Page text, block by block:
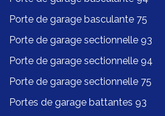
Porte de garage basculante 75
Porte de garage sectionnelle 93
Porte de garage sectionnelle 94
Porte de garage sectionnelle 75
Portes de garage battantes 93